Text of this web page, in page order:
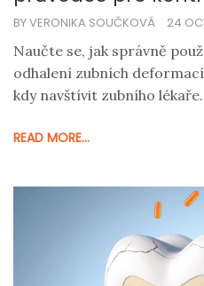
deformací
BY VERONIKA SOUČKOVÁ 24
Naučte se, jak správně
odhalení zubních
kdy navštívit zubního lékaře.
READ MORE...